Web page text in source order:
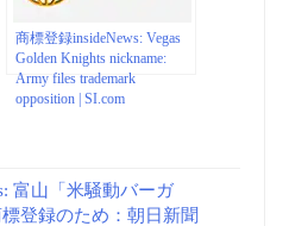
商標登録insideNews: Vegas
Golden Knights nickname:
Army files trademark
opposition | SI.com
富山「米騒動バーガ
登録のため：朝日新聞